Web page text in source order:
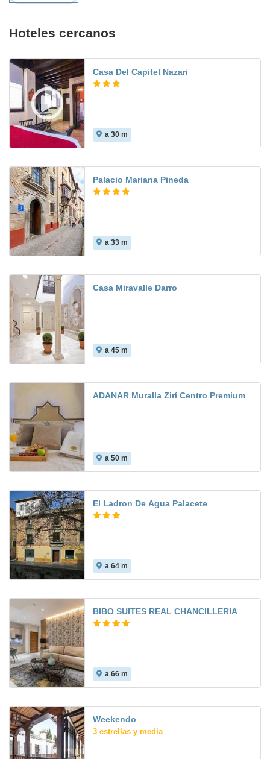
Hoteles cercanos
Casa Del Capitel Nazari
a 30 m
Palacio Mariana Pineda
a 33 m
Casa Miravalle Darro
a 45 m
ADANAR Muralla Zirí Centro Premium
a 50 m
El Ladron De Agua Palacete
a 64 m
BIBO SUITES REAL CHANCILLERIA
a 66 m
Weekendo
3 estrellas y media